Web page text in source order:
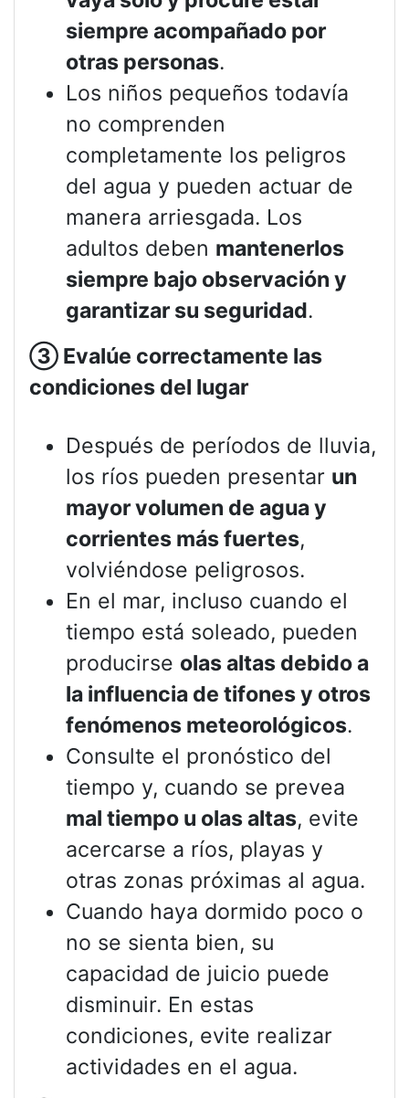
siempre acompañado por
otras personas.
Los niños pequeños todavía
no comprenden
completamente los peligros
del agua y pueden actuar de
manera arriesgada. Los
adultos deben mantenerlos
siempre bajo observación y
garantizar su seguridad.
③ Evalúe correctamente las
condiciones del lugar
Después de períodos de lluvia,
los ríos pueden presentar un
mayor volumen de agua y
corrientes más fuertes,
volviéndose peligrosos.
En el mar, incluso cuando el
tiempo está soleado, pueden
producirse olas altas debido a
la influencia de tifones y otros
fenómenos meteorológicos.
Consulte el pronóstico del
tiempo y, cuando se prevea
mal tiempo u olas altas, evite
acercarse a ríos, playas y
otras zonas próximas al agua.
Cuando haya dormido poco o
no se sienta bien, su
capacidad de juicio puede
disminuir. En estas
condiciones, evite realizar
actividades en el agua.